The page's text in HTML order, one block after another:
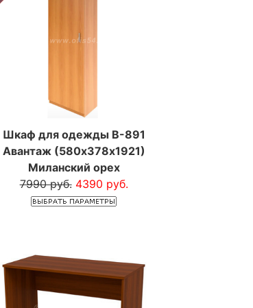
Шкаф для одежды В-891
Авантаж (580х378х1921)
Миланский орех
7990 руб. 4390 руб.